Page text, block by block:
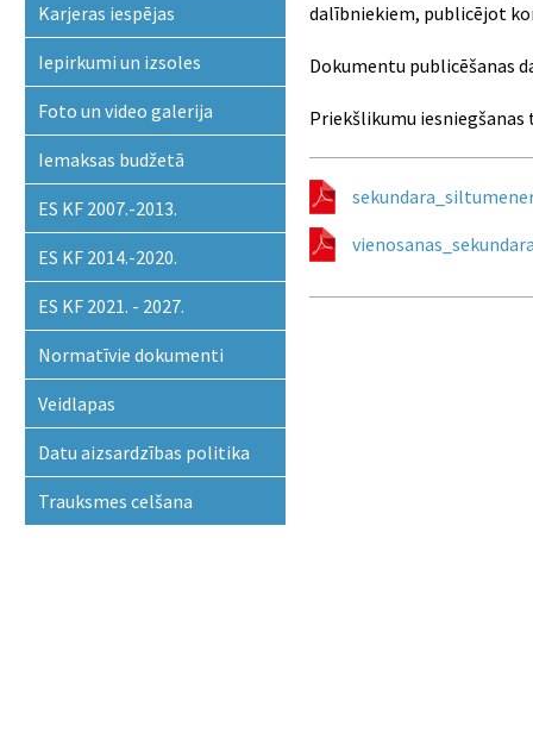
dalībniekiem, publicējot
Dokumentu publicēšanas
Priekšlikumu iesniegšanas
Karjeras iespējas
Iepirkumi un izsoles
Foto un video galerija
Iemaksas budžetā
ES KF 2007.-2013.
ES KF 2014.-2020.
ES KF 2021. - 2027.
Normatīvie dokumenti
Veidlapas
Datu aizsardzības politika
Trauksmes celšana